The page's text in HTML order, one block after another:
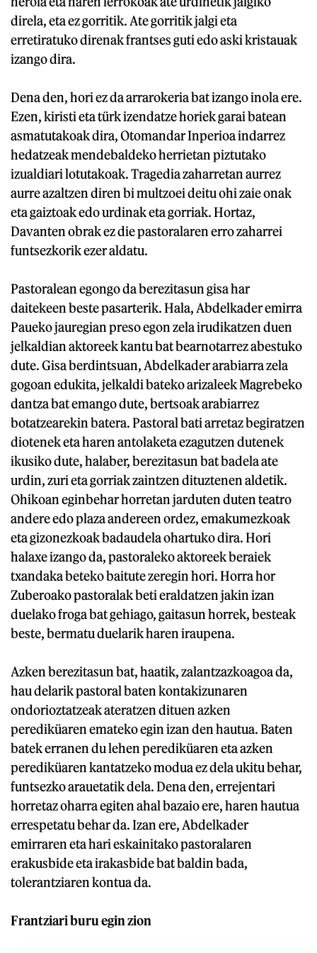
direla, eta ez gorritik. Ate gorritik jalgi eta
erretiratuko direnak frantses guti edo aski kristauak
izango dira.
Dena den, hori ez da arrarokeria bat izango inola ere.
Ezen, kiristi eta türk izendatze horiek garai batean
asmatutakoak dira, Otomandar Inperioa indarrez
hedatzeak mendebaldeko herrietan piztutako
izualdiari lotutakoak. Tragedia zaharretan aurrez
aurre azaltzen diren bi multzoei deitu ohi zaie onak
eta gaiztoak edo urdinak eta gorriak. Hortaz,
Davanten obrak ez die pastoralaren erro zaharrei
funtsezkorik ezer aldatu.
Pastoralean egongo da berezitasun gisa har
daitekeen beste pasarterik. Hala, Abdelkader emirra
Paueko jauregian preso egon zela irudikatzen duen
jelkaldian aktoreek kantu bat bearnotarrez abestuko
dute. Gisa berdintsuan, Abdelkader arabiarra zela
gogoan edukita, jelkaldi bateko arizaleek Magrebeko
dantza bat emango dute, bertsoak arabiarrez
botatzearekin batera. Pastoral bati arretaz begiratzen
diotenek eta haren antolaketa ezagutzen dutenek
ikusiko dute, halaber, berezitasun bat badela ate
urdin, zuri eta gorriak zaintzen dituztenen aldetik.
Ohikoan eginbehar horretan jarduten duten teatro
andere edo plaza andereen ordez, emakumezkoak
eta gizonezkoak badaudela ohartuko dira. Hori
halaxe izango da, pastoraleko aktoreek beraiek
txandaka beteko baitute zeregin hori. Horra hor
Zuberoako pastoralak beti eraldatzen jakin izan
duelako froga bat gehiago, gaitasun horrek, besteak
beste, bermatu duelarik haren iraupena.
Azken berezitasun bat, haatik, zalantzazkoagoa da,
hau delarik pastoral baten kontakizunaren
ondorioztatzeak ateratzen dituen azken
perediküaren emateko egin izan den hautua. Baten
batek erranen du lehen perediküaren eta azken
perediküaren kantatzeko modua ez dela ukitu behar,
funtsezko arauetatik dela. Dena den, errejentari
horretaz oharra egiten ahal bazaio ere, haren hautua
errespetatu behar da. Izan ere, Abdelkader
emirraren eta hari eskainitako pastoralaren
erakusbide eta irakasbide bat baldin bada,
tolerantziaren kontua da.
Frantziari buru egin zion